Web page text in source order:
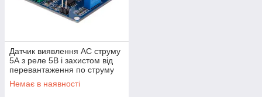
Датчик виявлення AC струму
5А з реле 5В і захистом від
перевантаження по струму
Немає в наявності